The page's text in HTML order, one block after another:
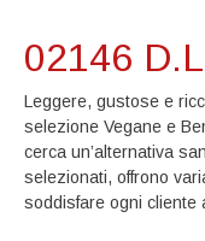
02146
Leggere, gustose e
selezione Vegane e
cerca un’alternativa
selezionati, offrono
soddisfare ogni cliente